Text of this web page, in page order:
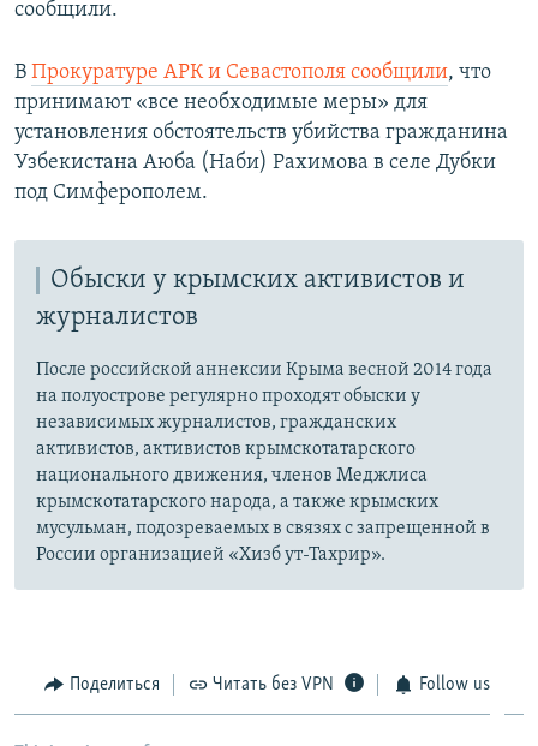
сообщили.
В Прокуратуре АРК и Севастополя сообщили, что
принимают «все необходимые меры» для
установления обстоятельств убийства гражданина
Узбекистана Аюба (Наби) Рахимова в селе Дубки
под Симферополем.
Обыски у крымских активистов и
журналистов
После российской аннексии Крыма весной 2014 года
на полуострове регулярно проходят обыски у
независимых журналистов, гражданских
активистов, активистов крымскотатарского
национального движения, членов Меджлиса
крымскотатарского народа, а также крымских
мусульман, подозреваемых в связях с запрещенной в
России организацией «Хизб ут-Тахрир».
Поделиться Читать без VPN Follow us